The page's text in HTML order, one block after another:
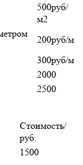
500руб/
м2
200руб/м
300руб/м
2000
2500
Стоимость/
руб.
1500